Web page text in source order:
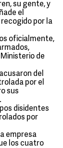
su gente, y
el
por la
oficialmente,
de
del
por el
sus
disidentes
por
empresa
los cuatro